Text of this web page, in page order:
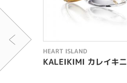
HEART ISLAND
KALEIKIMI カレイキニ